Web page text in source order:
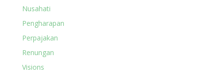
Nusahati
Pengharapan
Perpajakan
Renungan
Visions